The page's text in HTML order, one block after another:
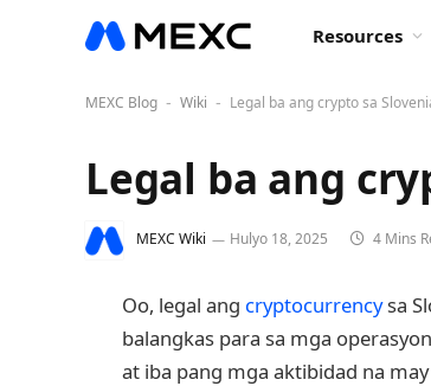
Resources
MEXC Blog - Wiki - Legal ba ang crypto sa
Legal ba ang
MEXC Wiki Hulyo 18, 2025 4 Mins
Oo, legal ang cryptocurrencysa
balangkas para sa mga
at iba pang mga aktibidad na